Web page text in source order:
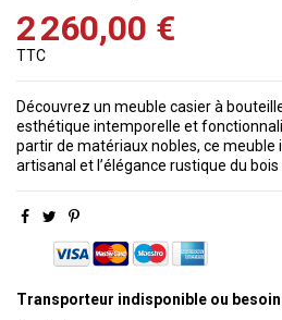
2 260,00 €
TTC
Découvrez un meuble casier à
esthétique intemporelle et
partir de matériaux nobles, ce meuble
artisanal et l’élégance rustique du bois
Transporteur indisponible ou